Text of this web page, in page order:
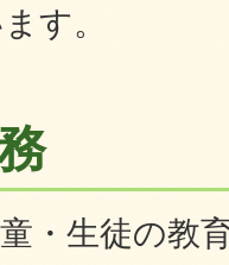
す。
・生徒の教